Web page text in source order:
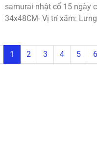
samurai nhật cổ 15 ngày
34x48CM- Vị trí xăm:
1 2 3 4 5 6